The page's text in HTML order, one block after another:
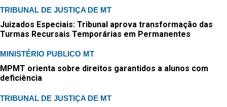
TRIBUNAL DE JUSTIÇA DE MT
Juizados Especiais: Tribunal aprova transformação das
Turmas Recursais Temporárias em Permanentes
MINISTÉRIO PUBLICO MT
MPMT orienta sobre direitos garantidos a alunos com
deficiência
TRIBUNAL DE JUSTIÇA DE MT